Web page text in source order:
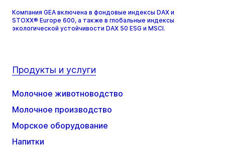
Компания GEA включена в фондовые индексы DAX и
STOXX® Europe 600, а также в глобальные индексы
экологической устойчивости DAX 50 ESG и MSCI.
Продукты и услуги
Молочное животноводство
Молочное производство
Морское оборудование
Напитки